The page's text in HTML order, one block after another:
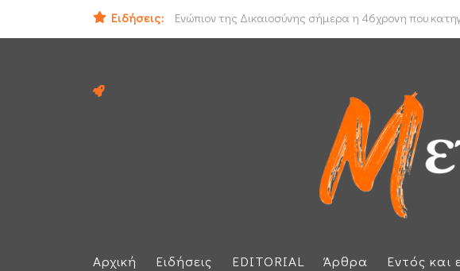
Ειδήσεις:
Ενώπιον της Δικαιοσύνης σήμερα η 46χρονη που
Ιράν και Ομάν συμφώνησαν για νέο δρομολόγιο
Αρχική Ειδήσεις EDITORIAL Άρθρα Εντός και